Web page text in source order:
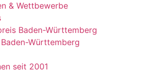
& Wettbewerbe
Baden-Württemberg
Württemberg
seit 2001